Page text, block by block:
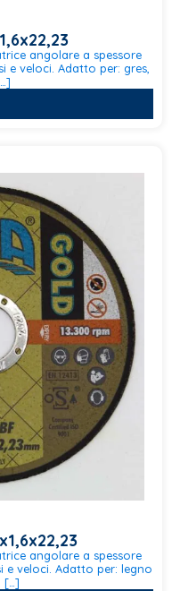
angolare a spessore
e veloci. Adatto per: gres,
angolare a spessore
e veloci. Adatto per: legno
[…]